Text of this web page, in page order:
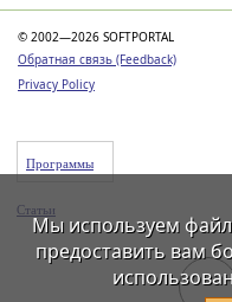
© 2002—2026 SOFTPORTAL
Обратная связь (Feedback)
Privacy Policy
Программы
Статьи
Мы используем
предоставить вам